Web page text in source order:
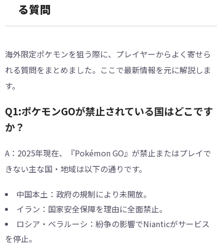
る質問
海外限定ポケモンを狙う際に、プレイヤーからよく寄せら
れる質問をまとめました。ここで最新情報を元に解説しま
す。
Q1:ポケモンGOが禁止されている国はどこです
か？
A：2025年現在、『Pokémon GO』が禁止またはプレイで
きない主な国・地域は以下の通りです。
中国本土：政府の規制により未開放。
イラン：国家安全保障を理由に全面禁止。
ロシア・ベラルーシ：紛争の影響でNianticがサービス
を停止。